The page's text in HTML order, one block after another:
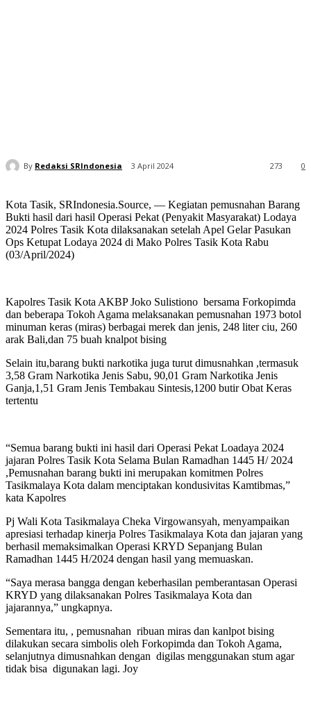
By Redaksi SRIndonesia 3 April 2024 0
273
Kota Tasik, SRIndonesia.Source, — Kegiatan pemusnahan Barang
Bukti hasil dari hasil Operasi Pekat (Penyakit Masyarakat) Lodaya
2024 Polres Tasik Kota dilaksanakan setelah Apel Gelar Pasukan
Ops Ketupat Lodaya 2024 di Mako Polres Tasik Kota Rabu
(03/April/2024)
Kapolres Tasik Kota AKBP Joko Sulistiono bersama Forkopimda
dan beberapa Tokoh Agama melaksanakan pemusnahan 1973 botol
minuman keras (miras) berbagai merek dan jenis, 248 liter ciu, 260
arak Bali,dan 75 buah knalpot bising
Selain itu,barang bukti narkotika juga turut dimusnahkan ,termasuk
3,58 Gram Narkotika Jenis Sabu, 90,01 Gram Narkotika Jenis
Ganja,1,51 Gram Jenis Tembakau Sintesis,1200 butir Obat Keras
tertentu
“Semua barang bukti ini hasil dari Operasi Pekat Loadaya 2024
jajaran Polres Tasik Kota Selama Bulan Ramadhan 1445 H/ 2024
,Pemusnahan barang bukti ini merupakan komitmen Polres
Tasikmalaya Kota dalam menciptakan kondusivitas Kamtibmas,”
kata Kapolres
Pj Wali Kota Tasikmalaya Cheka Virgowansyah, menyampaikan
apresiasi terhadap kinerja Polres Tasikmalaya Kota dan jajaran yang
berhasil memaksimalkan Operasi KRYD Sepanjang Bulan
Ramadhan 1445 H/2024 dengan hasil yang memuaskan.
“Saya merasa bangga dengan keberhasilan pemberantasan Operasi
KRYD yang dilaksanakan Polres Tasikmalaya Kota dan
jajarannya,” ungkapnya.
Sementara itu, , pemusnahan ribuan miras dan kanlpot bising
dilakukan secara simbolis oleh Forkopimda dan Tokoh Agama,
selanjutnya dimusnahkan dengan digilas menggunakan stum agar
tidak bisa digunakan lagi. Joy